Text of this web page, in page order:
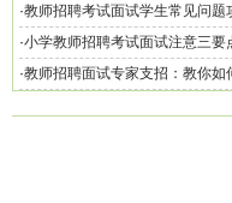
·教师招聘考试面试学生常见问题
·小学教师招聘考试面试注意三要
·教师招聘面试专家支招：教你如